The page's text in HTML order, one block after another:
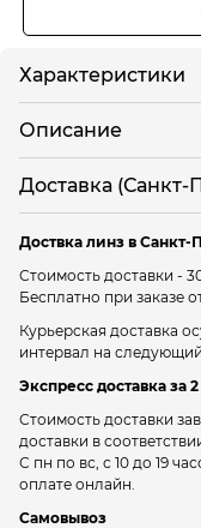
Характеристики
Описание
Доставка (Санкт-
Доствка линз в Санкт-
Стоимость доставки -
Бесплатно при заказе
Курьерская доставка
интервал на
Экспресс доставка за
Стоимость доставки
доставки в
С пн по вс, с 10 до 19
оплате онлайн.
Самовывоз